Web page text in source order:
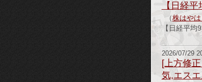
【日経
（株はや
【日経平均
2026/07/29
[上方修
気,エス